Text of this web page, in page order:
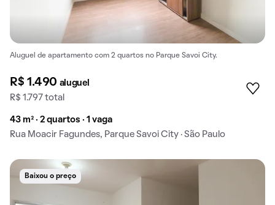
Aluguel de apartamento com 2 quartos no Parque Savoi City.
R$ 1.490 aluguel
R$ 1.797 total
43 m² · 2 quartos · 1 vaga
Rua Moacir Fagundes, Parque Savoi City · São Paulo
Baixou o preço